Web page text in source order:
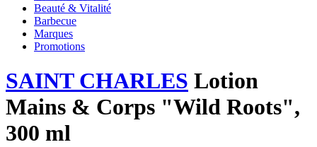
Beauté & Vitalité
Barbecue
Marques
Promotions
SAINT CHARLES Lotion
Mains & Corps "Wild Roots",
300 ml